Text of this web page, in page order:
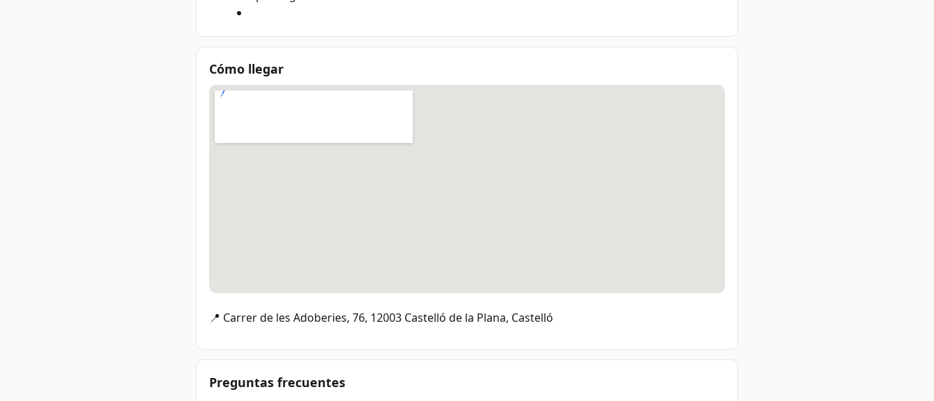
Cómo llegar
📍 Carrer de les Adoberies, 76, 12003 Castelló de la Plana, Castelló
Preguntas frecuentes